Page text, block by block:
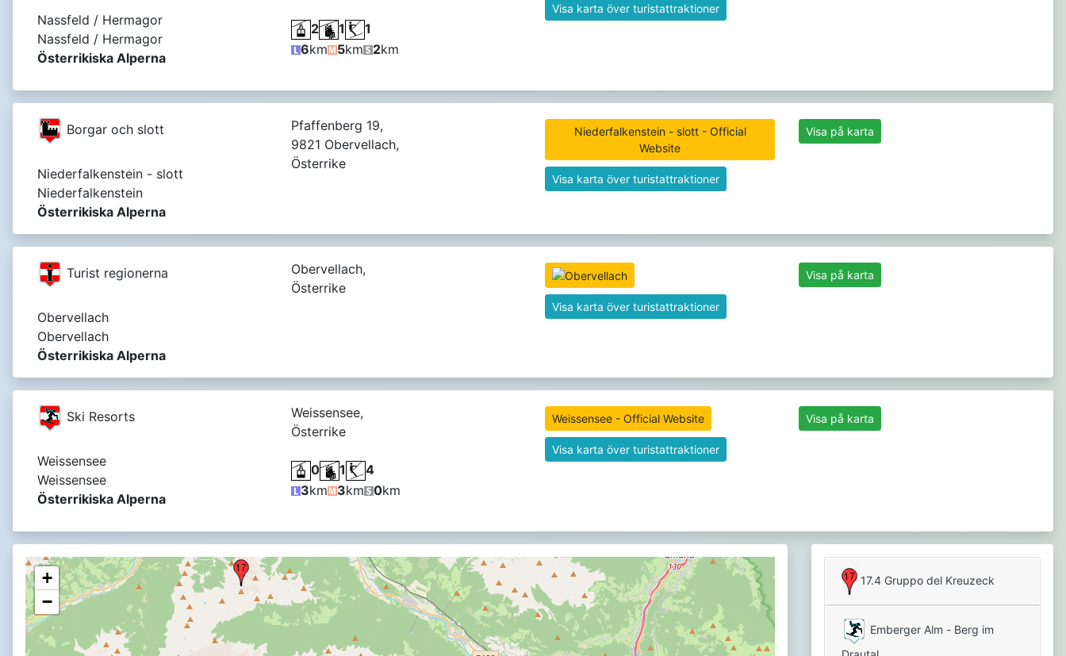
Nassfeld / Hermagor
Nassfeld / Hermagor
Österrikiska Alperna
2 1
1
6km 5km 2km
Visa karta över turistattraktioner
Borgar och slott
Niederfalkenstein - slott
Niederfalkenstein
Österrikiska Alperna
Pfaffenberg 19,
9821 Obervellach,
Österrike
Niederfalkenstein - slott - Official
Website
Visa karta över turistattraktioner
Visa på karta
Turist regionerna
Obervellach
Obervellach
Österrikiska Alperna
Obervellach,
Österrike
Visa karta över turistattraktioner
Visa på karta
Ski Resorts
Weissensee
Weissensee
Österrikiska Alperna
Weissensee,
Österrike
0 1
4
3km 3km 0km
Weissensee - Official Website
Visa karta över turistattraktioner
Visa på karta
+
−
17.4 Gruppo del Kreuzeck
Emberger Alm - Berg im